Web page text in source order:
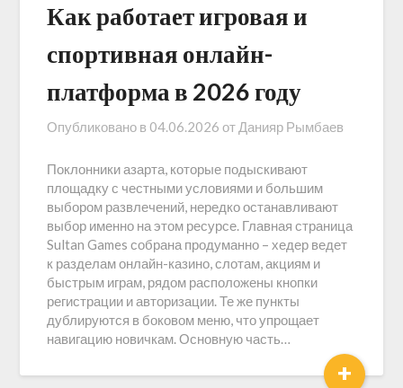
Как работает игровая и
спортивная онлайн-
платформа в 2026 году
Опубликовано в 04.06.2026 от Данияр Рымбаев
Поклонники азарта, которые подыскивают
площадку с честными условиями и большим
выбором развлечений, нередко останавливают
выбор именно на этом ресурсе. Главная страница
Sultan Games собрана продуманно – хедер ведет
к разделам онлайн-казино, слотам, акциям и
быстрым играм, рядом расположены кнопки
регистрации и авторизации. Те же пункты
дублируются в боковом меню, что упрощает
навигацию новичкам. Основную часть…
+